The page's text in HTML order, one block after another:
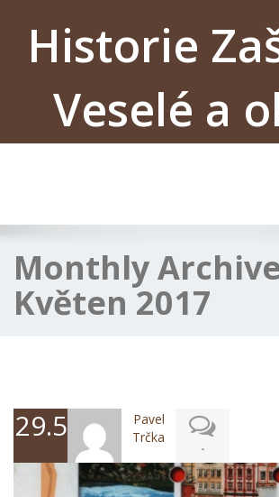
Historie
Veselé a
Monthly
Květen 2017
29.5.2017Pavel
Trčka
-